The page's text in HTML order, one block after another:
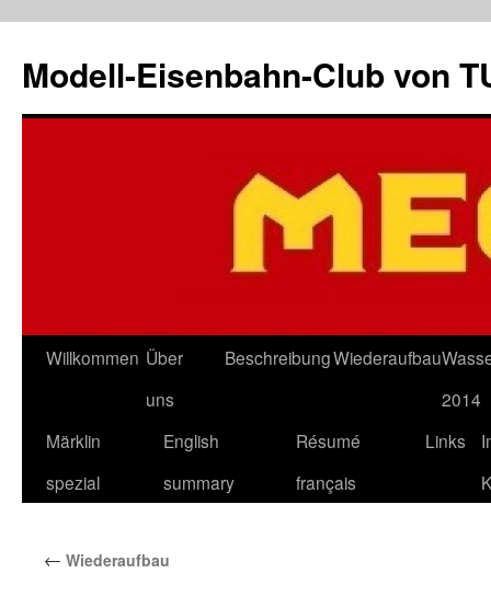
Modell-Eisenbahn-Club von
Skip
content
Willkommen Über
uns
BeschreibungWiederaufbau
2014
Märklin
spezial
English
summary
Résumé
français
Links
← Wiederaufbau